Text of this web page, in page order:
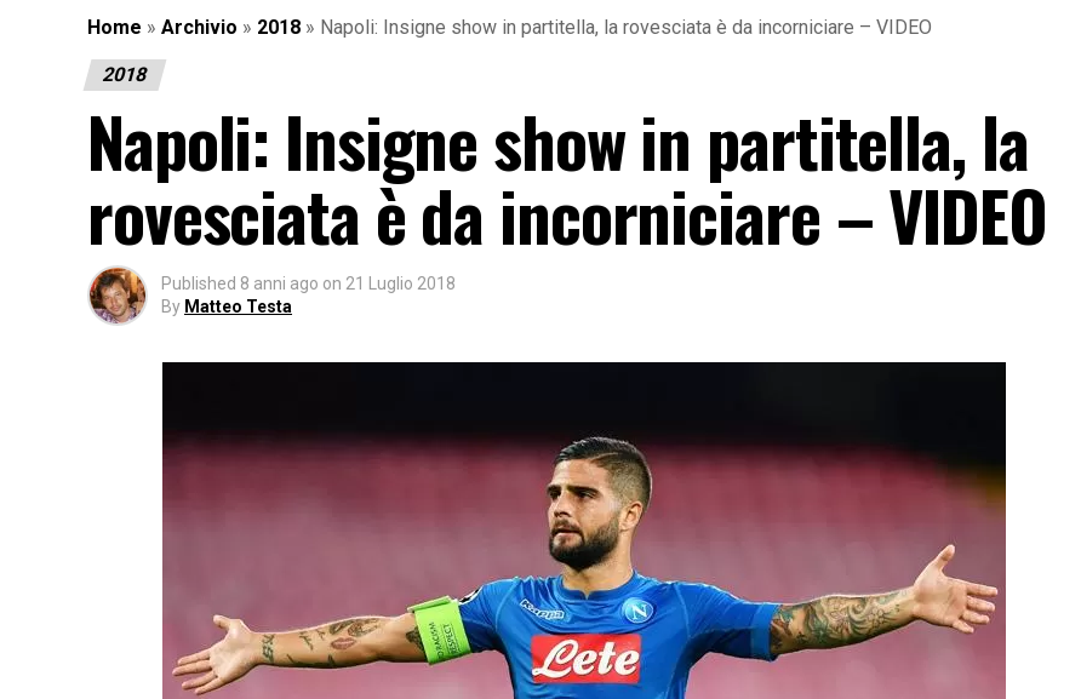
Home » Archivio » 2018 » Napoli: Insigne show in partitella, la rovesciata è da incorniciare – VIDEO
2018
Napoli: Insigne show in partitella, la
rovesciata è da incorniciare – VIDEO
Published 8 anni ago on 21 Luglio 2018
By Matteo Testa